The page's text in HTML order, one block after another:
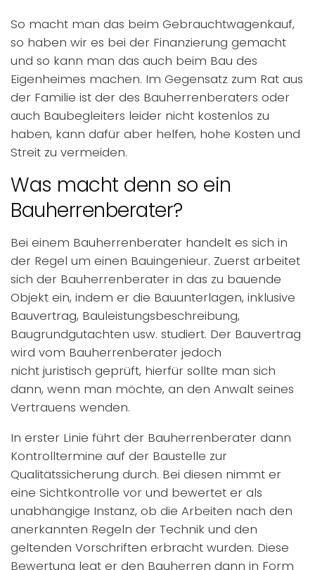
So macht man das beim Gebrauchtwagenkauf,
so haben wir es bei der Finanzierung gemacht
und so kann man das auch beim Bau des
Eigenheimes machen. Im Gegensatz zum Rat aus
der Familie ist der des Bauherrenberaters oder
auch Baubegleiters leider nicht kostenlos zu
haben, kann dafür aber helfen, hohe Kosten und
Streit zu vermeiden.
Was macht denn so ein
Bauherrenberater?
Bei einem Bauherrenberater handelt es sich in
der Regel um einen Bauingenieur. Zuerst arbeitet
sich der Bauherrenberater in das zu bauende
Objekt ein, indem er die Bauunterlagen, inklusive
Bauvertrag, Bauleistungsbeschreibung,
Baugrundgutachten usw. studiert. Der Bauvertrag
wird vom Bauherrenberater jedoch
nicht juristisch geprüft, hierfür sollte man sich
dann, wenn man möchte, an den Anwalt seines
Vertrauens wenden.
In erster Linie führt der Bauherrenberater dann
Kontrolltermine auf der Baustelle zur
Qualitätssicherung durch. Bei diesen nimmt er
eine Sichtkontrolle vor und bewertet er als
unabhängige Instanz, ob die Arbeiten nach den
anerkannten Regeln der Technik und den
geltenden Vorschriften erbracht wurden. Diese
Bewertung legt er den Bauherren dann in Form